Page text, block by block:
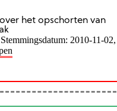
het opschorten van
2010-11-02,